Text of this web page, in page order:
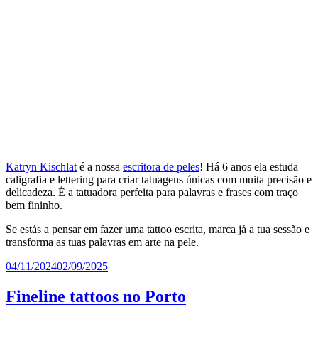
Katryn Kischlat é a nossa escritora de peles! Há 6 anos ela estuda
caligrafia e lettering para criar tatuagens únicas com muita precisão e
delicadeza. É a tatuadora perfeita para palavras e frases com traço
bem fininho.
Se estás a pensar em fazer uma tattoo escrita, marca já a tua sessão e
transforma as tuas palavras em arte na pele.
Publicado
04/11/202402/09/2025
Fineline tattoos no Porto